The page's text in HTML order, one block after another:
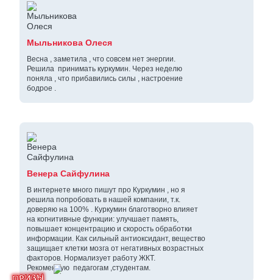
Мыльникова Олеся
Весна , заметила , что совсем нет энергии.
Решила принимать куркумин. Через неделю
поняла , что прибавились силы , настроение
бодрое .
Венера Сайфулина
В интернете много пишут про Куркумин , но я
решила попробовать в нашей компании, т.к.
доверяю на 100% . Куркумин благотворно влияет
на когнитивные функции: улучшает память,
повышает концентрацию и скорость обработки
информации. Как сильный антиоксидант, вещество
защищает клетки мозга от негативных возрастных
факторов. Нормализует работу ЖКТ.
Рекомендую педагогам ,студентам.